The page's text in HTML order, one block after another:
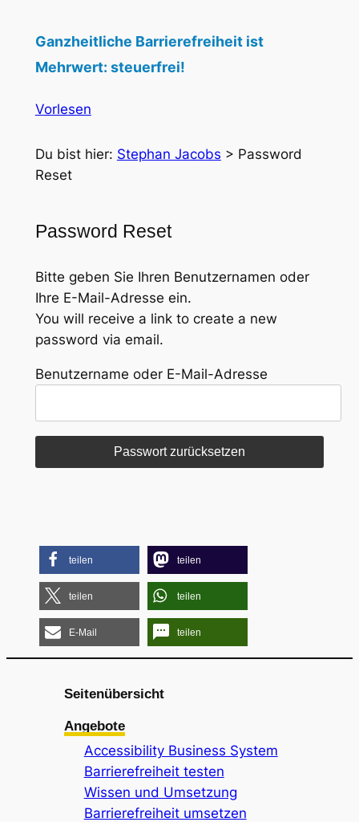
Ganzheitliche Barrierefreiheit ist
Mehrwert: steuerfrei!
Vorlesen
Du bist hier: Stephan Jacobs > Password
Reset
Password Reset
Bitte geben Sie Ihren Benutzernamen oder
Ihre E-Mail-Adresse ein.
You will receive a link to create a new
password via email.
Benutzername oder E-Mail-Adresse
teilen teilen
teilen teilen
E-Mail teilen
Seitenübersicht
Angebote
Accessibility Business System
Barrierefreiheit testen
Wissen und Umsetzung
Barrierefreiheit umsetzen